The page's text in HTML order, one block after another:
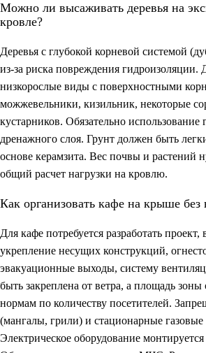
Можно ли высаживать деревья на
кровле?
Деревья с глубокой корневой системой
из-за риска повреждения гидроизоляции.
низкорослые виды с поверхностными
можжевельники, кизильник, некоторые
кустарников. Обязательно использование
дренажного слоя. Грунт должен быть
основе керамзита. Вес почвы и растений
общий расчет нагрузки на кровлю.
Как организовать кафе на крыше
Для кафе потребуется разработать
укрепление несущих конструкций,
эвакуационные выходы, систему
быть закреплена от ветра, а площадь зоны
нормам по количеству посетителей.
(мангалы, грили) и стационарные газовые
Электрическое оборудование